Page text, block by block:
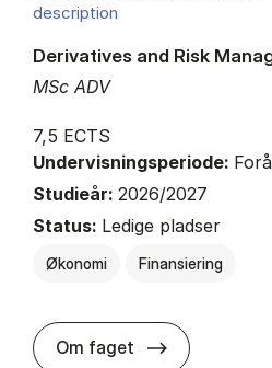
description
MSc ADV
Derivatives and Risk
7,5 ECTS
Undervisningsperiode:
Studieår: 2026/2027
Status: Ledige pladser
Økonomi Finansiering
Om faget about